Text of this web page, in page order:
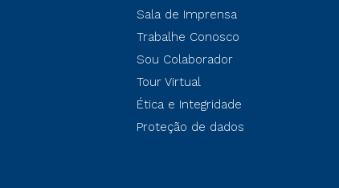
Sala de Imprensa
Trabalhe Conosco
Sou Colaborador
Tour Virtual
Ética e Integridade
Proteção de dados